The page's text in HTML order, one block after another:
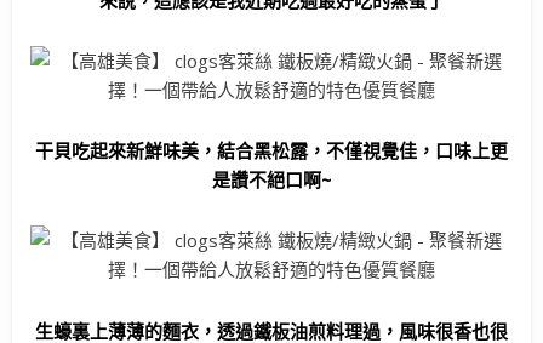
干貝吃起來新鮮味美，結合黑松露，不僅視覺佳，口味上更
是讚不絕口啊~
生蠔裏上薄薄的麵衣，透過鐵板油煎料理過，風味很香也很